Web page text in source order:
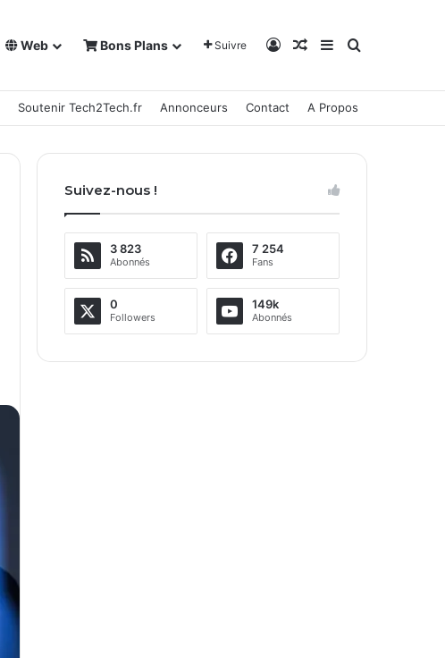
Web Bons Plans Suivre Connexion
Article Aléatoire
Sidebar (barre
Rechercher
Soutenir Tech2Tech.fr Annonceurs Contact A Propos
Suivez-nous !
3 823
Abonnés
7 254
Fans
0
Followers
149k
Abonnés